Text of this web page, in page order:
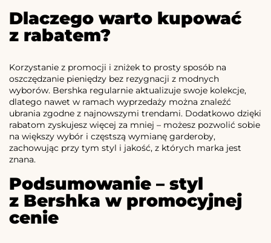
Dlaczego warto kupować
z rabatem?
Korzystanie z promocji i zniżek to prosty sposób na
oszczędzanie pieniędzy bez rezygnacji z modnych
wyborów. Bershka regularnie aktualizuje swoje kolekcje,
dlatego nawet w ramach wyprzedaży można znaleźć
ubrania zgodne z najnowszymi trendami. Dodatkowo dzięki
rabatom zyskujesz więcej za mniej – możesz pozwolić sobie
na większy wybór i częstszą wymianę garderoby,
zachowując przy tym styl i jakość, z których marka jest
znana.
Podsumowanie – styl
z Bershka w promocyjnej
cenie